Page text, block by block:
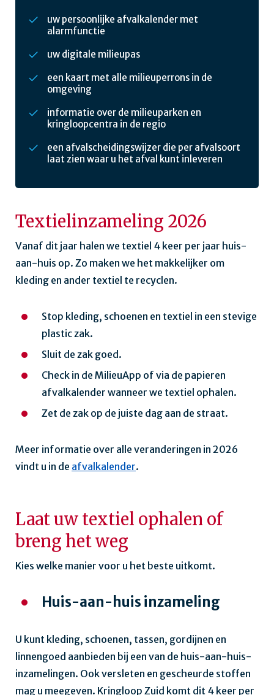
uw persoonlijke afvalkalender met
alarmfunctie
uw digitale milieupas
een kaart met alle milieuperrons in de
omgeving
informatie over de milieuparken en
kringloopcentra in de regio
een afvalscheidingswijzer die per afvalsoort
laat zien waar u het afval kunt inleveren
Textielinzameling 2026
Vanaf dit jaar halen we textiel 4 keer per jaar huis-
aan-huis op. Zo maken we het makkelijker om
kleding en ander textiel te recyclen.
Stop kleding, schoenen en textiel in een stevige
plastic zak.
Sluit de zak goed.
Check in de MilieuApp of via de papieren
afvalkalender wanneer we textiel ophalen.
Zet de zak op de juiste dag aan de straat.
Meer informatie over alle veranderingen in 2026
vindt u in de afvalkalender.
Laat uw textiel ophalen of
breng het weg
Kies welke manier voor u het beste uitkomt.
Huis-aan-huis inzameling
U kunt kleding, schoenen, tassen, gordijnen en
linnengoed aanbieden bij een van de huis-aan-huis-
inzamelingen. Ook versleten en gescheurde stoffen
mag u meegeven. Kringloop Zuid komt dit 4 keer per